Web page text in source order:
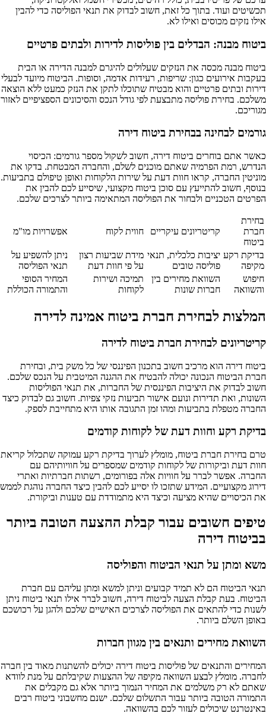
תכשיטים ועוד. בתוך כל זאת, חשוב לבדוק את תנאי הפוליסה כדי להבין
אילו נזקים מכוסים ואילו לא.
ביטוח מבנה: הבדלים בין פוליסות לדירות ולבתים פרטיים
ביטוח מבנה מכסה את הנזקים שעלולים להיגרם למבנה הדירה או הבית
בעקבות אירועים כגון: שריפות, רעידות אדמה, וסופות. הביטוח מיועד לבעלי
דירות ובתים פרטיים והוא מבטיח שתוכלו לתקן את הנזק כמעט ללא הוצאה
משלכם. בחירת פוליסה מתבצעת לפי גודל הנכס והסיכונים הספציפיים לאזור
מגוריכם.
גורמים לבחינה בבחירת ביטוח דירה
כאשר אתם בוחרים ביטוח דירה, חשוב לשקול מספר גורמים: הכיסוי
הנדרש, רמת הפרמיה שאתם מוכנים לשלם, והחברה המבטחת. בדקו את
מוניטין החברה, קראו חוות דעת על שירות הלקוחות ואופן טיפולם בתביעות.
בנוסף, חשוב להתייעץ עם סוכן ביטוח מקצועי, שיסייע לכם להבין את
הפרטים הטכניים ולבחור את הפוליסה המתאימה ביותר לצרכים שלכם.
בחירת
חברת
ביטוח
קריטריונים עיקריים חווית לקוח אפשרויות מו"מ
בדיקת רקע
מקיפה
יציבות כלכלית, תנאי
פוליסה טובים
מידת שביעות רצון
על פי חוות דעת
ניתן להשפיע על
תנאי הפוליסה
חיפוש
והשוואה
השוואת מחירים בין
חברות שונות
תמיכה ושירות
לקוחות
המחיר הסופי
והתמורה הכוללת
המלצות לבחירת חברת ביטוח אמינה לדירה
קריטריונים לבחירת חברת ביטוח לדירה
ביטוח דירה הוא מרכיב חשוב בתכנון הפיננסי של כל משק בית, ובחירת
חברת הביטוח הנכונה יכולה להבטיח את ההגנה המיטבית על הנכס שלכם.
חשוב לבדוק את היציבות הפיננסית של החברות, את תנאי הפוליסות
השונות, ואת תדירות ונועם אישור תביעות נזקי צפיות. חשוב גם לבדוק כיצד
החברה מטפלת בתביעות ומהו זמן התגובה אותו היא מתחייבת לספק.
בדיקת רקע וחוות דעת של לקוחות קודמים
טרם בחירת חברת ביטוח, מומלץ לערוך בדיקת רקע עמוקה שתכלול קריאת
חוות דעת וביקורות של לקוחות קודמים שמספרים על חוויותיהם עם
החברה. אפשר לברר על חוויות אלה בפורומים, רשתות חברתיות ואתרי
דירוג מקצועיים. המידע שתזכו לו יסייע לכם להבין כיצד החברה נוהגת לממש
את הכיסויים שהיא מציעה וכיצד היא מתמודדת עם טענות וביקורת.
טיפים חשובים עבור קבלת ההצעה הטובה ביותר
בביטוח דירה
משא ומתן על תנאי הביטוח והפוליסה
תנאי הביטוח הם לא תמיד קבועים וניתן למשא ומתן עליהם עם חברת
הביטוח. בעת קבלת הצעה לביטוח דירה, חשוב לברר אילו תנאי ביטוח ניתן
לשנות כדי להתאים את הפוליסה לצרכים האישיים שלכם ולהגן על רכושכם
באופן השלם ביותר.
השוואת מחירים ותנאים בין מגוון חברות
המחירים והתנאים של פוליסות ביטוח דירה יכולים להשתנות מאוד בין חברה
לחברה. מומלץ לבצע השוואה מקיפה של ההצעות שקיבלתם על מנת לוודא
שאתם לא רק משלמים את המחיר הנמוך ביותר אלא גם מקבלים את
התמורה הטובה ביותר עבור התשלום שלכם. ישנם מחשבוני ביטוח רבים
באינטרנט שיכולים לעזור לכם בהשוואה.